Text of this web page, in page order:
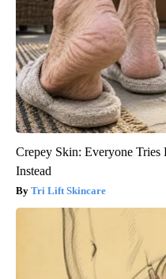
Crepey Skin: Everyone
Instead
Tri Lift Skincare